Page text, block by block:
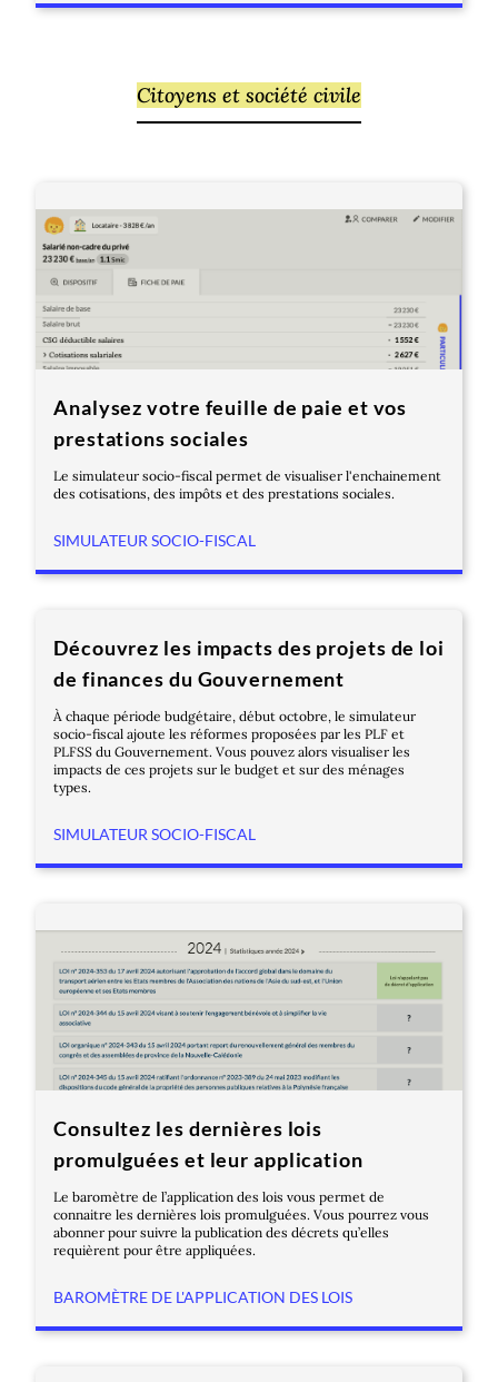
Citoyens et société civile
Analysez votre feuille de paie et vos
prestations sociales
Le simulateur socio-fiscal permet de visualiser l'enchainement
des cotisations, des impôts et des prestations sociales.
SIMULATEUR SOCIO-FISCAL
Découvrez les impacts des projets de loi
de finances du Gouvernement
À chaque période budgétaire, début octobre, le simulateur
socio-fiscal ajoute les réformes proposées par les PLF et
PLFSS du Gouvernement. Vous pouvez alors visualiser les
impacts de ces projets sur le budget et sur des ménages
types.
SIMULATEUR SOCIO-FISCAL
Consultez les dernières lois
promulguées et leur application
Le baromètre de l’application des lois vous permet de
connaitre les dernières lois promulguées. Vous pourrez vous
abonner pour suivre la publication des décrets qu’elles
requièrent pour être appliquées.
BAROMÈTRE DE L'APPLICATION DES LOIS